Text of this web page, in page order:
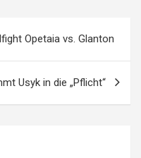
Opetaia vs. Glanton
Usyk in die „Pflicht“